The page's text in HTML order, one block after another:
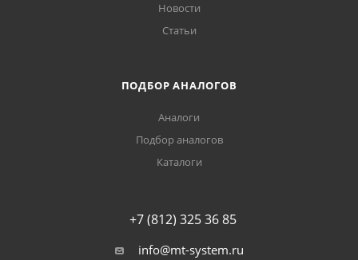
Новости
Статьи
ПОДБОР АНАЛОГОВ
Аналоги
Подбор аналогов
Каталоги
+7 (812) 325 36 85
info@mt-system.ru